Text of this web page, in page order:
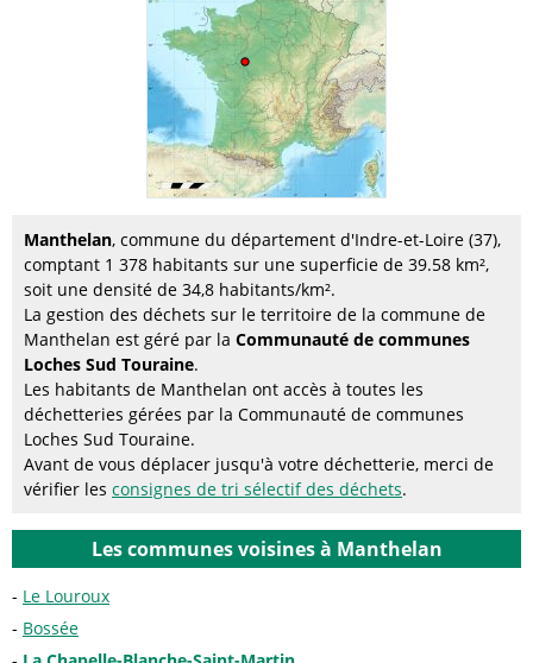
Manthelan, commune du département d'Indre-et-Loire (37),
comptant 1 378 habitants sur une superficie de 39.58 km²,
soit une densité de 34,8 habitants/km².
La gestion des déchets sur le territoire de la commune de
Manthelan est géré par la Communauté de communes
Loches Sud Touraine.
Les habitants de Manthelan ont accès à toutes les
déchetteries gérées par la Communauté de communes
Loches Sud Touraine.
Avant de vous déplacer jusqu'à votre déchetterie, merci de
vérifier les consignes de tri sélectif des déchets.
Les communes voisines à Manthelan
Le Louroux
Bossée